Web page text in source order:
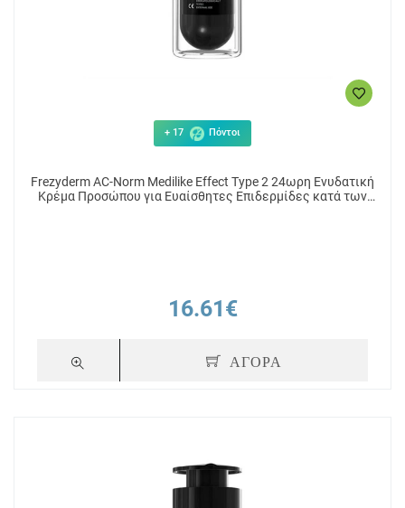
+ 17 Πόντοι
Frezyderm AC-Norm Medilike Effect Type 2 24ωρη Ενυδατική
Κρέμα Προσώπου για Ευαίσθητες Επιδερμίδες κατά των
16.61€
ΑΓΟΡΑ